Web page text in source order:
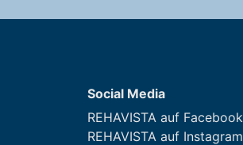
Social Media
REHAVISTA auf Facebook
REHAVISTA auf Instagram